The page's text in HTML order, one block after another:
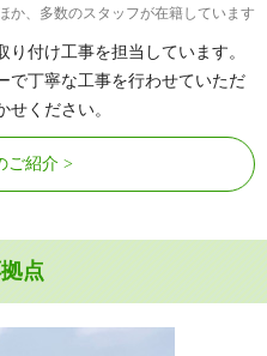
か、多数のスタッフが在籍しています
付け工事を担当しています。
で丁寧な工事を行わせていただ
せください。
ご紹介
点